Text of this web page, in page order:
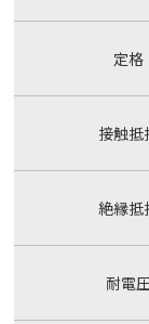
定格
接触抵
絶縁抵
耐電